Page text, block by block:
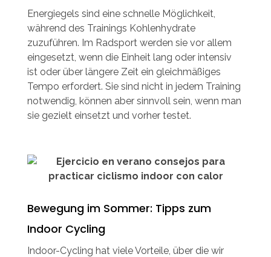
Energiegels sind eine schnelle Möglichkeit,
während des Trainings Kohlenhydrate
zuzuführen. Im Radsport werden sie vor allem
eingesetzt, wenn die Einheit lang oder intensiv
ist oder über längere Zeit ein gleichmäßiges
Tempo erfordert. Sie sind nicht in jedem Training
notwendig, können aber sinnvoll sein, wenn man
sie gezielt einsetzt und vorher testet.
Bewegung im Sommer: Tipps zum
Indoor Cycling
Indoor-Cycling hat viele Vorteile, über die wir